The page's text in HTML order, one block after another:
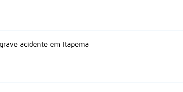
acidente em Itapema